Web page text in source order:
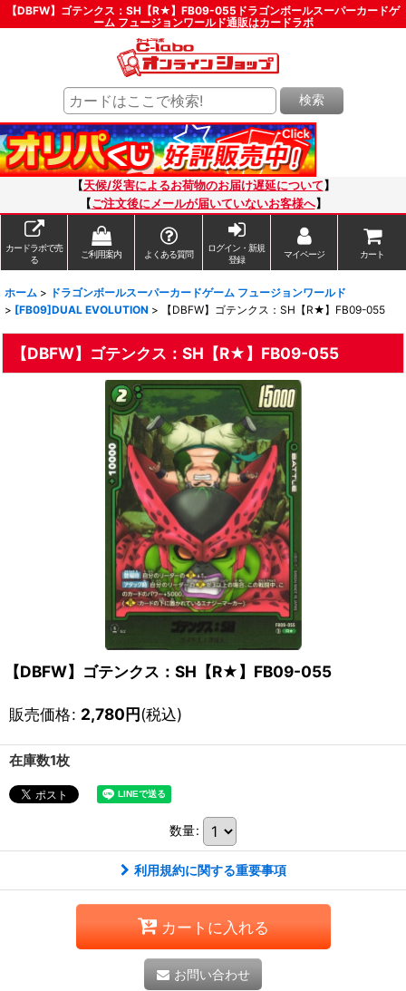
【DBFW】ゴテンクス：SH【R★】FB09-055ドラゴンボールスーパーカードゲ
ーム フュージョンワールド通販はカードラボ
検索
【天候/災害によるお荷物のお届け遅延について 】
【ご注文後にメールが届いていないお客様へ】
カードラボで売
る
ご利用案内 よくある質問
ログイン・新規
登録
マイページ カート
ホーム > ドラゴンボールスーパーカードゲーム フュージョンワールド
> [FB09]DUAL EVOLUTION > 【DBFW】ゴテンクス：SH【R★】FB09-055
【DBFW】ゴテンクス：SH【R★】FB09-055
【DBFW】ゴテンクス：SH【R★】FB09-055
販売価格: 2,780円(税込)
在庫数1枚
数量:
利用規約に関する重要事項
カートに入れる
お問い合わせ